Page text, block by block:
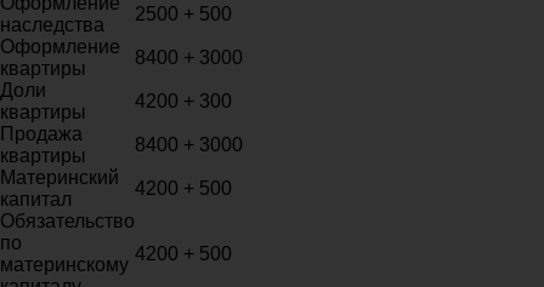
наследства
2500 + 500
Оформление
квартиры
8400 + 3000
Доли
квартиры
4200 + 300
Продажа
квартиры
8400 + 3000
Материнский
капитал
4200 + 500
Обязательство
по
материнскому
4200 + 500